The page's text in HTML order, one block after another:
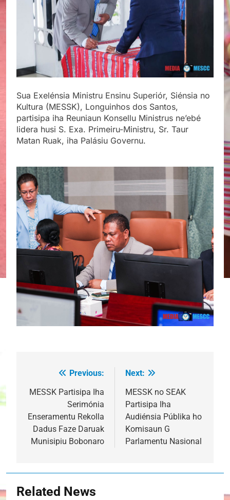
Sua Exelénsia Ministru Ensinu Superiór, Siénsia no
Kultura (MESSK), Longuinhos dos Santos,
partisipa iha Reuniaun Konsellu Ministrus ne’ebé
lidera husi S. Exa. Primeiru-Ministru, Sr. Taur
Matan Ruak, iha Palásiu Governu.
navigation
Previous:
MESSK Partisipa Iha
Serimónia
Enseramentu Rekolla
Dadus Faze Daruak
Munisipiu Bobonaro
Next:
MESSK no SEAK
Partisipa Iha
Audiénsia Públika ho
Komisaun G
Parlamentu Nasional
Related News